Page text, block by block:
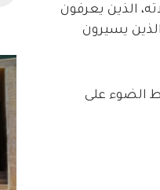
الذين يعرفون
يسيرون
، يتم تسليط الضوء على